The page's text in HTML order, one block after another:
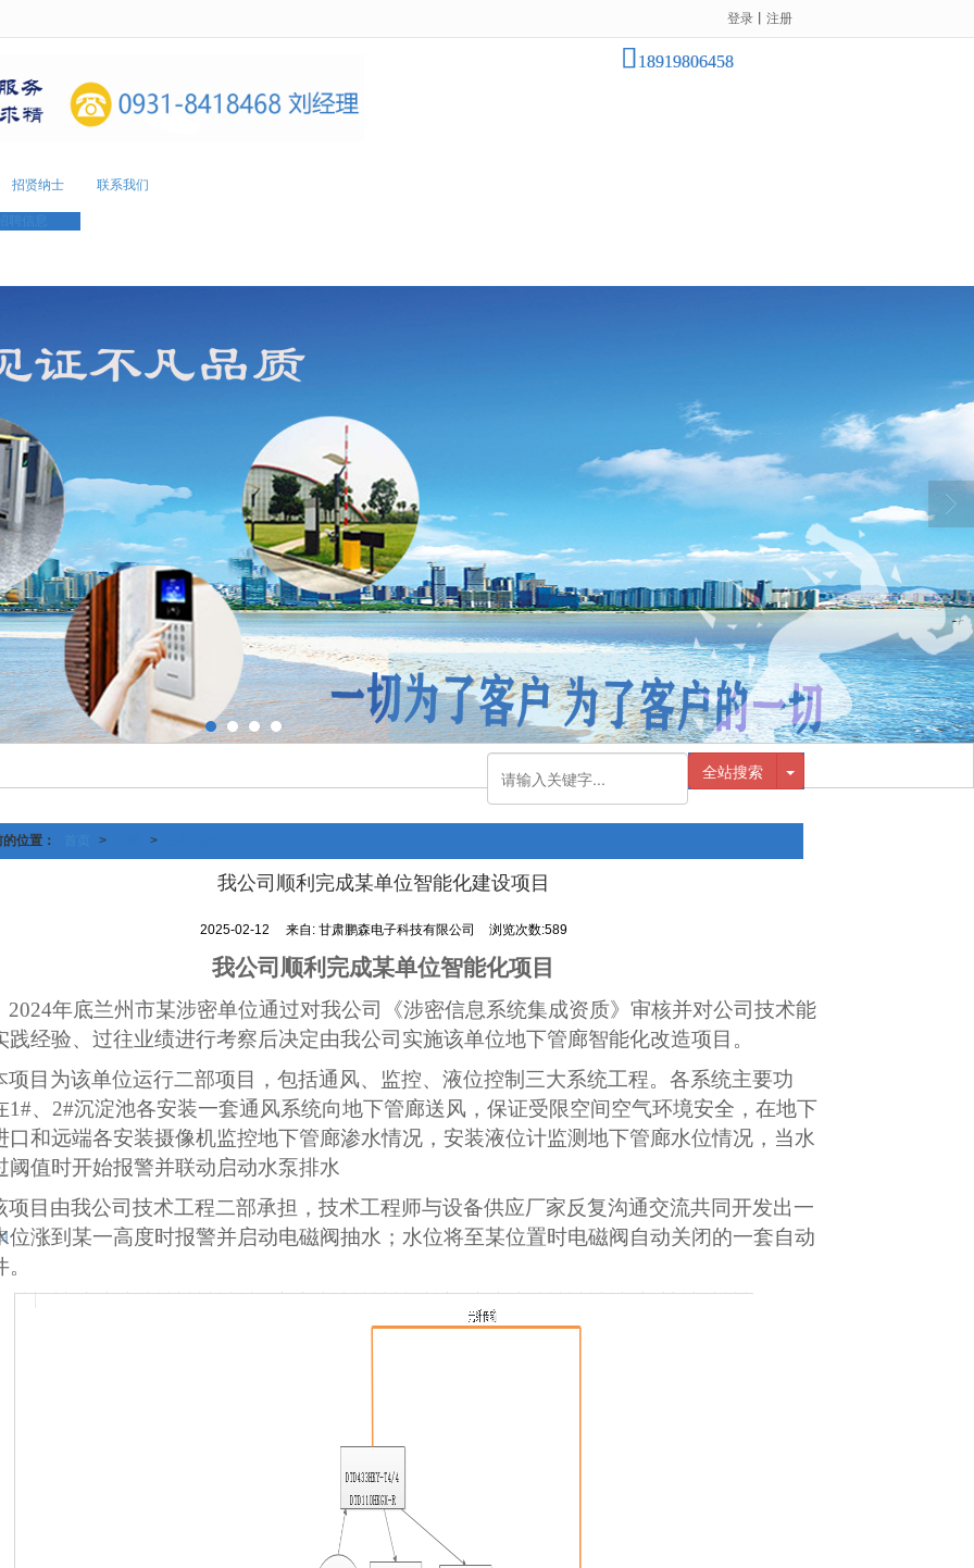
登录 注册
18919806458
招贤纳士 联系我们
全站搜索
位置： > >
我公司顺利完成某单位智能化建设项目
2025-02-12 来自: 甘肃鹏森电子科技有限公司 浏览次数:589
我公司顺利完成某单位智能化项目
2024年底兰州市某涉密单位通过对我公司《涉密信息系统集成资质》审核并对公司技术能
践经验、过往业绩进行考察后决定由我公司实施该单位地下管廊智能化改造项目。
项目为该单位运行二部项目，包括通风、监控、液位控制三大系统工程。各系统主要功
1#、2#沉淀池各安装一套通风系统向地下管廊送风，保证受限空间空气环境安全，在地下
口和远端各安装摄像机监控地下管廊渗水情况，安装液位计监测地下管廊水位情况，当水
阈值时开始报警并联动启动水泵排水
项目由我公司技术工程二部承担，技术工程师与设备供应厂家反复沟通交流共同开发出一
位涨到某一高度时报警并启动电磁阀抽水；水位将至某位置时电磁阀自动关闭的一套自动